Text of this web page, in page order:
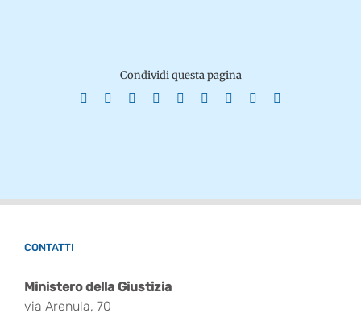
Condividi questa pagina
Facebook Reddit LinkedInWhatsApp
TumblrPinterest
CONTATTI
Ministero della Giustizia
via Arenula, 70